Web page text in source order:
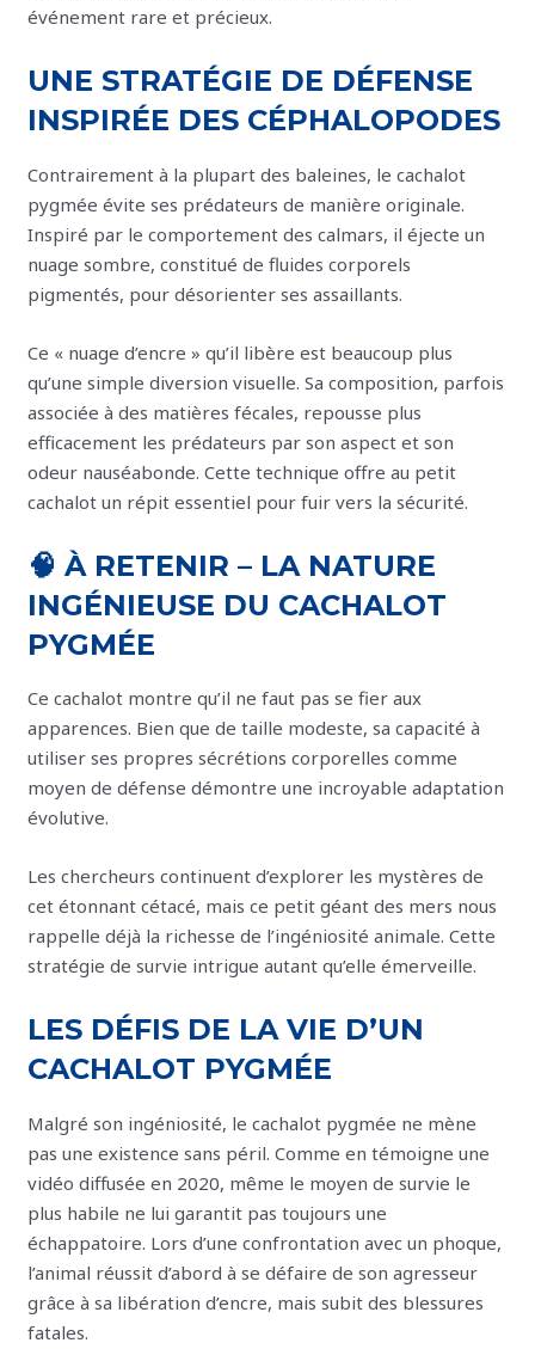
événement rare et précieux.
UNE STRATÉGIE DE DÉFENSE
INSPIRÉE DES CÉPHALOPODES
Contrairement à la plupart des baleines, le cachalot
pygmée évite ses prédateurs de manière originale.
Inspiré par le comportement des calmars, il éjecte un
nuage sombre, constitué de fluides corporels
pigmentés, pour désorienter ses assaillants.
Ce « nuage d’encre » qu’il libère est beaucoup plus
qu’une simple diversion visuelle. Sa composition, parfois
associée à des matières fécales, repousse plus
efficacement les prédateurs par son aspect et son
odeur nauséabonde. Cette technique offre au petit
cachalot un répit essentiel pour fuir vers la sécurité.
🧠 À RETENIR – LA NATURE
INGÉNIEUSE DU CACHALOT
PYGMÉE
Ce cachalot montre qu’il ne faut pas se fier aux
apparences. Bien que de taille modeste, sa capacité à
utiliser ses propres sécrétions corporelles comme
moyen de défense démontre une incroyable adaptation
évolutive.
Les chercheurs continuent d’explorer les mystères de
cet étonnant cétacé, mais ce petit géant des mers nous
rappelle déjà la richesse de l’ingéniosité animale. Cette
stratégie de survie intrigue autant qu’elle émerveille.
LES DÉFIS DE LA VIE D’UN
CACHALOT PYGMÉE
Malgré son ingéniosité, le cachalot pygmée ne mène
pas une existence sans péril. Comme en témoigne une
vidéo diffusée en 2020, même le moyen de survie le
plus habile ne lui garantit pas toujours une
échappatoire. Lors d’une confrontation avec un phoque,
l’animal réussit d’abord à se défaire de son agresseur
grâce à sa libération d’encre, mais subit des blessures
fatales.